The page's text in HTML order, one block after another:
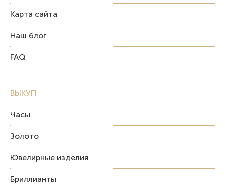
Карта сайта
Наш блог
FAQ
ВЫКУП
Часы
Золото
Ювелирные изделия
Бриллианты